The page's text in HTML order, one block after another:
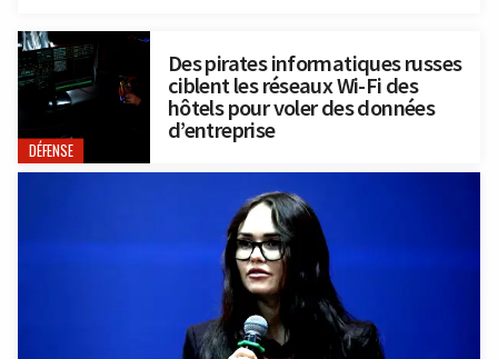
DÉFENSE
Des pirates informatiques russes
ciblent les réseaux Wi-Fi des
hôtels pour voler des données
d’entreprise